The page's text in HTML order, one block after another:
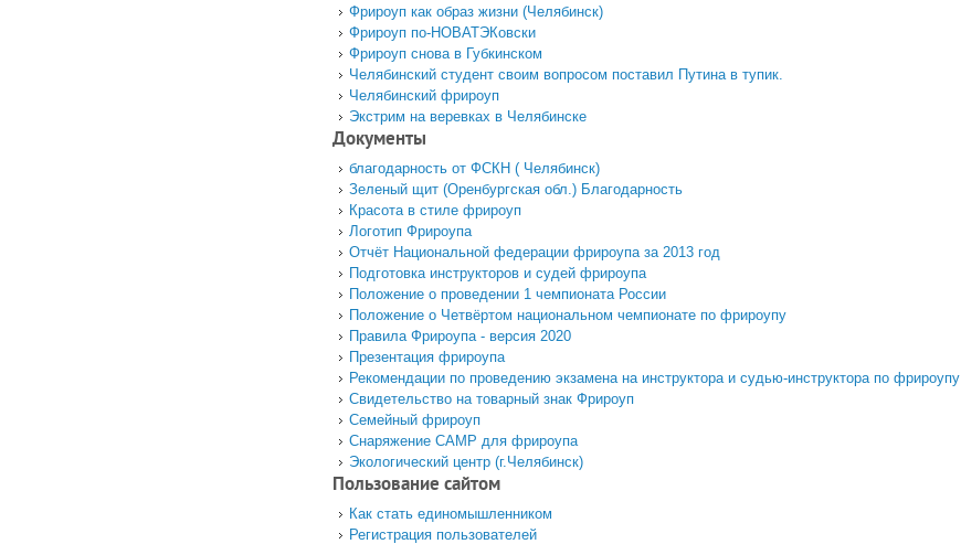
Фрироуп как образ жизни (Челябинск)
Фрироуп по-НОВАТЭКовски
Фрироуп снова в Губкинском
Челябинский студент своим вопросом поставил Путина в тупик.
Челябинский фрироуп
Экстрим на веревках в Челябинске
Документы
благодарность от ФСКН ( Челябинск)
Зеленый щит (Оренбургская обл.) Благодарность
Красота в стиле фрироуп
Логотип Фрироупа
Отчёт Национальной федерации фрироупа за 2013 год
Подготовка инструкторов и судей фрироупа
Положение о проведении 1 чемпионата России
Положение о Четвёртом национальном чемпионате по фрироупу
Правила Фрироупа - версия 2020
Презентация фрироупа
Рекомендации по проведению экзамена на инструктора и судью-инструктора по фрироупу
Свидетельство на товарный знак Фрироуп
Семейный фрироуп
Снаряжение САМР для фрироупа
Экологический центр (г.Челябинск)
Пользование сайтом
Как стать единомышленником
Регистрация пользователей